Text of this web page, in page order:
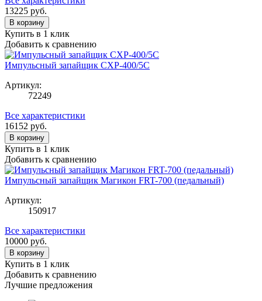
13225 руб.
В корзину
Купить в 1 клик
Добавить к сравнению
Импульсный запайщик CXP-400/5С
Артикул:
72249
Все характеристики
16152 руб.
В корзину
Купить в 1 клик
Добавить к сравнению
Импульсный запайщик Магикон FRT-700 (педальный)
Артикул:
150917
Все характеристики
10000 руб.
В корзину
Купить в 1 клик
Добавить к сравнению
Лучшие предложения